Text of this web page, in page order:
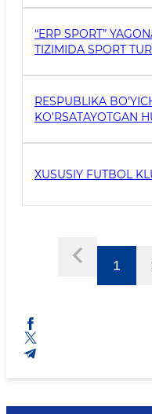
“ERP SPORT”
TIZIMIDA SPORT
O‘ZGARTIRISHLAR
KO‘RSATISH
TO‘G‘RISIDA SPORT
RESPUBLIKA
KO’RSATAYOTGAN
XUSUSIY FUTBOL
1